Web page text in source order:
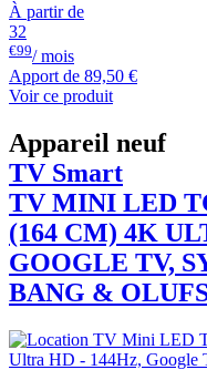
À partir de
32
€99/ mois
Apport de 89,50 €
Voir ce produit
Appareil neuf
TV Smart
TV MINI LED
(164 CM) 4K
GOOGLE TV,
BANG &